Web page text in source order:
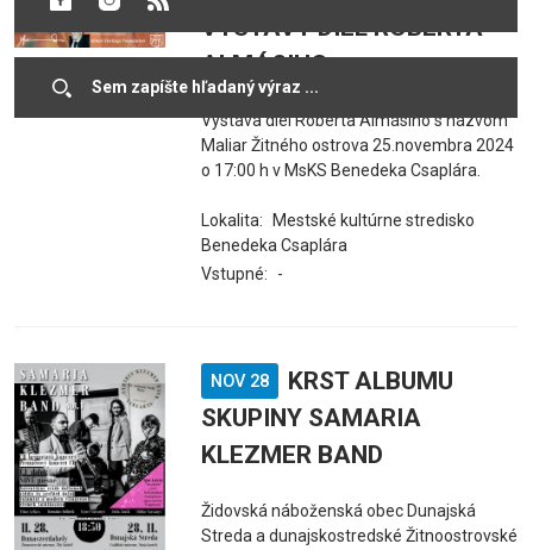
VÝSTAVY DIEL ROBERTA
ALMÁSIHO
Výstava diel Roberta Almásiho s názvom
Maliar Žitného ostrova 25.novembra 2024
o 17:00 h v MsKS Benedeka Csaplára.
Lokalita:
Mestské kultúrne stredisko
Benedeka Csaplára
Vstupné:
-
NOV 28
KRST ALBUMU
SKUPINY SAMARIA
KLEZMER BAND
Židovská náboženská obec Dunajská
Streda a dunajskostredské Žitnoostrovské